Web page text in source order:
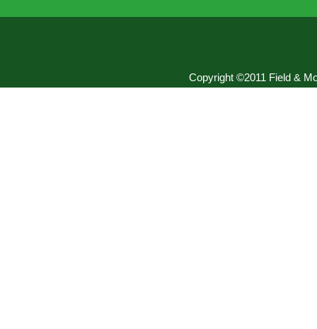
Copyright ©2011 Field &